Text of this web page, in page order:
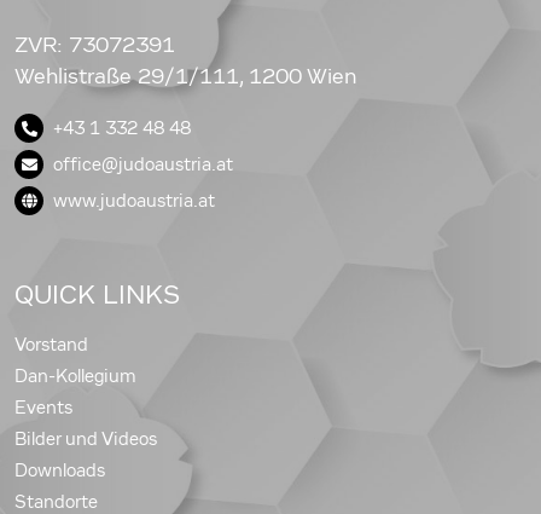
ZVR: 73072391
Wehlistraße 29/1/111, 1200 Wien
+43 1 332 48 48
office@judoaustria.at
www.judoaustria.at
QUICK LINKS
Vorstand
Dan-Kollegium
Events
Bilder und Videos
Downloads
Standorte